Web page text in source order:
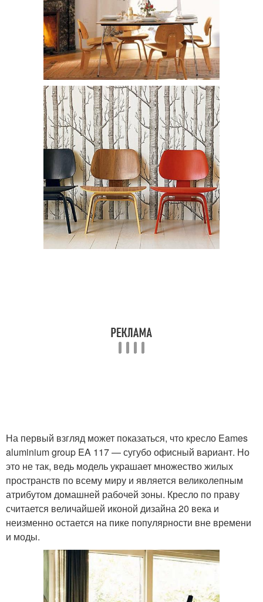
На первый взгляд может показаться, что кресло Eames
aluminium group EA 117 — сугубо офисный вариант. Но
это не так, ведь модель украшает множество жилых
пространств по всему миру и является великолепным
атрибутом домашней рабочей зоны. Кресло по праву
считается величайшей иконой дизайна 20 века и
неизменно остается на пике популярности вне времени
и моды.